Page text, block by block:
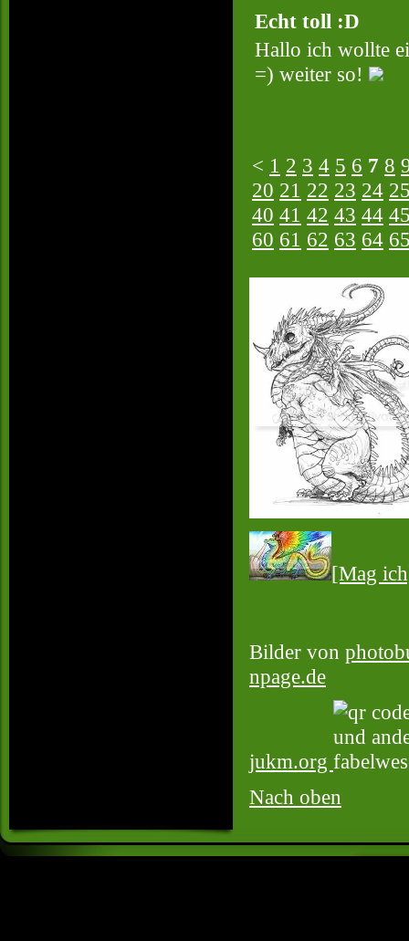
Echt toll :D
Hallo ich wollte
=) weiter so!
< 1 2 3 4 5 6 7 8
20 21 22 23 24
40 41 42 43 44
60 61 62 63 64
[Mag
Bilder von
npage.de
jukm.org
Nach oben